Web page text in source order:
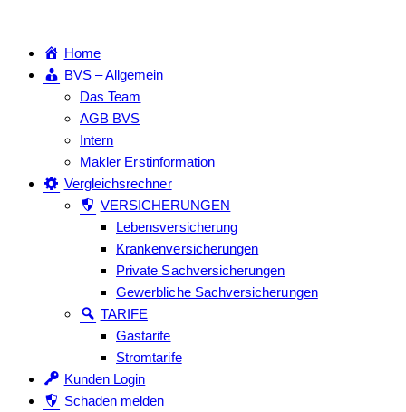
Home
BVS – Allgemein
Das Team
AGB BVS
Intern
Makler Erstinformation
Vergleichsrechner
VERSICHERUNGEN
Lebensversicherung
Krankenversicherungen
Private Sachversicherungen
Gewerbliche Sachversicherungen
TARIFE
Gastarife
Stromtarife
Kunden Login
Schaden melden